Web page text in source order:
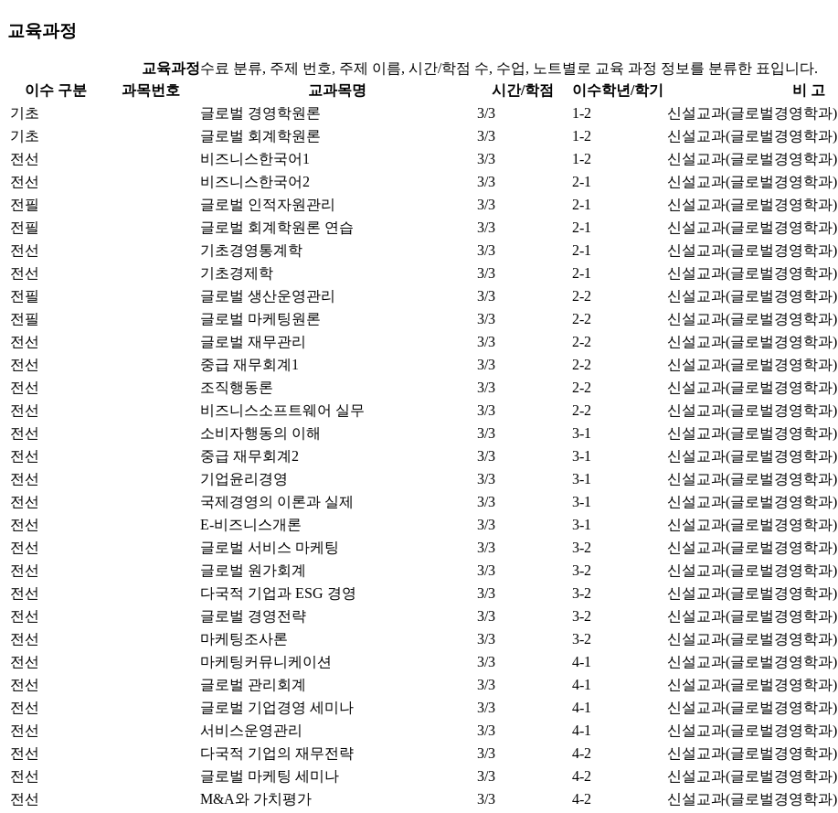
교육과정
교육과정수료 분류, 주제 번호, 주제 이름, 시간/학점 수, 수업, 노트별로 교육 과정 정보를 분류한 표입니다.
이수 구분
과목번호 교과목명 시간/학점 이수학년/학기
비 고
기초
글로벌 경영학원론 3/3 1-2
신설교과(글로벌경영학과)
기초
글로벌 회계학원론 3/3 1-2
신설교과(글로벌경영학과)
전선
비즈니스한국어1 3/3 1-2
신설교과(글로벌경영학과)
전선
비즈니스한국어2 3/3 2-1
신설교과(글로벌경영학과)
전필
글로벌 인적자원관리 3/3 2-1
신설교과(글로벌경영학과)
전필
글로벌 회계학원론 연습 3/3 2-1
신설교과(글로벌경영학과)
전선
기초경영통계학 3/3 2-1
신설교과(글로벌경영학과)
전선
기초경제학 3/3 2-1
신설교과(글로벌경영학과)
전필
글로벌 생산운영관리 3/3 2-2
신설교과(글로벌경영학과)
전필
글로벌 마케팅원론 3/3 2-2
신설교과(글로벌경영학과)
전선
글로벌 재무관리 3/3 2-2
신설교과(글로벌경영학과)
전선
중급 재무회계1 3/3 2-2
신설교과(글로벌경영학과)
전선
조직행동론 3/3 2-2
신설교과(글로벌경영학과)
전선
비즈니스소프트웨어 실무 3/3 2-2
신설교과(글로벌경영학과)
전선
소비자행동의 이해 3/3 3-1
신설교과(글로벌경영학과)
전선
중급 재무회계2 3/3 3-1
신설교과(글로벌경영학과)
전선
기업윤리경영 3/3 3-1
신설교과(글로벌경영학과)
전선
국제경영의 이론과 실제 3/3 3-1
신설교과(글로벌경영학과)
전선
E-비즈니스개론 3/3 3-1
신설교과(글로벌경영학과)
전선
글로벌 서비스 마케팅 3/3 3-2
신설교과(글로벌경영학과)
전선
글로벌 원가회계 3/3 3-2
신설교과(글로벌경영학과)
전선
다국적 기업과 ESG 경영 3/3 3-2
신설교과(글로벌경영학과)
전선
글로벌 경영전략 3/3 3-2
신설교과(글로벌경영학과)
전선
마케팅조사론 3/3 3-2
신설교과(글로벌경영학과)
전선
마케팅커뮤니케이션 3/3 4-1
신설교과(글로벌경영학과)
전선
글로벌 관리회계 3/3 4-1
신설교과(글로벌경영학과)
전선
글로벌 기업경영 세미나 3/3 4-1
신설교과(글로벌경영학과)
전선
서비스운영관리 3/3 4-1
신설교과(글로벌경영학과)
전선
다국적 기업의 재무전략 3/3 4-2
신설교과(글로벌경영학과)
전선
글로벌 마케팅 세미나 3/3 4-2
신설교과(글로벌경영학과)
전선
M&A와 가치평가 3/3 4-2 신설교과(글로벌경영학과)